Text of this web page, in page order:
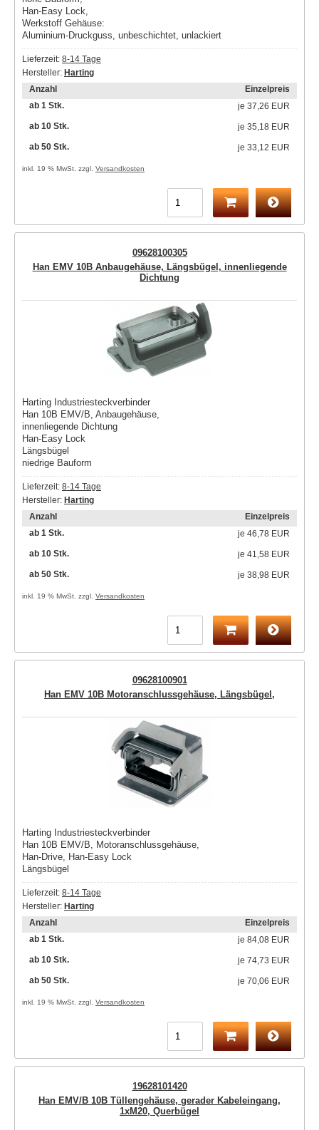
Han-Easy Lock,
Werkstoff Gehäuse:
Aluminium-Druckguss, unbeschichtet, unlackiert
Lieferzeit: 8-14 Tage
Hersteller: Harting
Anzahl
Einzelpreis
ab 1 Stk.
je 37,26 EUR
ab 10 Stk.
je 35,18 EUR
ab 50 Stk.
je 33,12 EUR
inkl. 19 % MwSt. zzgl. Versandkosten
09628100305
Han EMV 10B Anbaugehäuse, Längsbügel, innenliegende
Dichtung
Harting Industriesteckverbinder
Han 10B EMV/B, Anbaugehäuse,
innenliegende Dichtung
Han-Easy Lock
Längsbügel
niedrige Bauform
Lieferzeit: 8-14 Tage
Hersteller: Harting
Anzahl
Einzelpreis
ab 1 Stk.
je 46,78 EUR
ab 10 Stk.
je 41,58 EUR
ab 50 Stk.
je 38,98 EUR
inkl. 19 % MwSt. zzgl. Versandkosten
09628100901
Han EMV 10B Motoranschlussgehäuse, Längsbügel,
Harting Industriesteckverbinder
Han 10B EMV/B, Motoranschlussgehäuse,
Han-Drive, Han-Easy Lock
Längsbügel
Lieferzeit: 8-14 Tage
Hersteller: Harting
Anzahl
Einzelpreis
ab 1 Stk.
je 84,08 EUR
ab 10 Stk.
je 74,73 EUR
ab 50 Stk.
je 70,06 EUR
inkl. 19 % MwSt. zzgl. Versandkosten
19628101420
Han EMV/B 10B Tüllengehäuse, gerader Kabeleingang,
1xM20, Querbügel